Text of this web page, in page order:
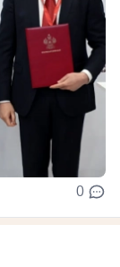
0